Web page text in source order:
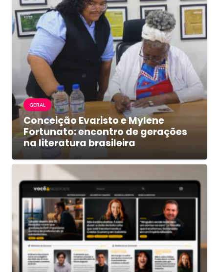
GERAL
Conceição Evaristo e Mylene
Fortunato: encontro de gerações
na literatura brasileira